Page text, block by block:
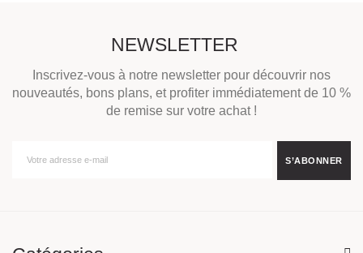
NEWSLETTER
Inscrivez-vous à notre newsletter pour découvrir nos
nouveautés, bons plans, et profiter immédiatement de 10 %
de remise sur votre achat !